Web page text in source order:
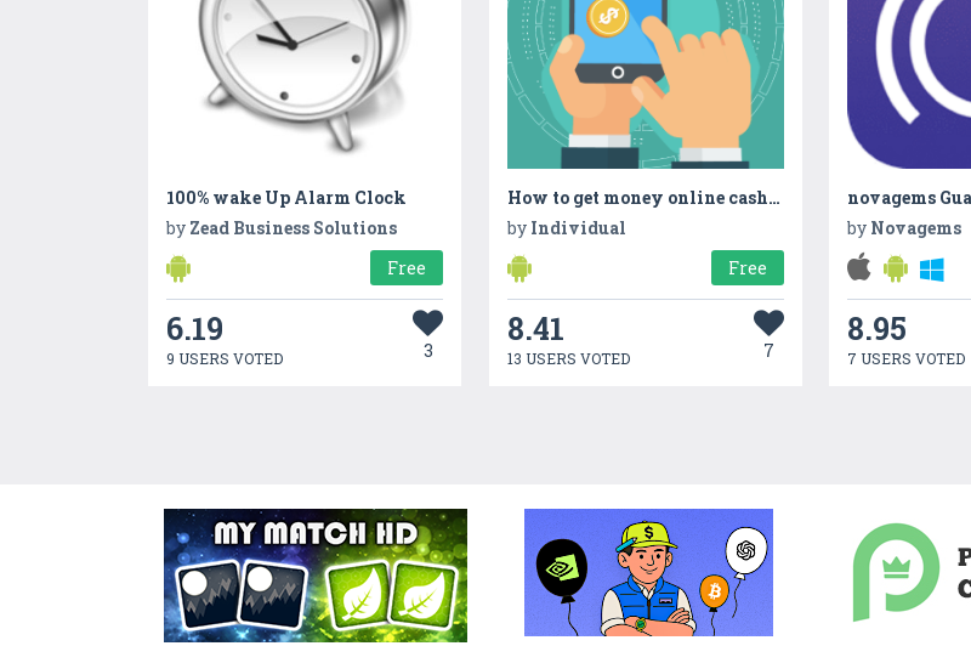
100% wake Up Alarm Clock
by Zead Business Solutions
Free
6.19
9 USERS VOTED 3
How to get money online cashapp free gift cards
by Individual
Free
8.41
13 USERS VOTED 7
novagems
by Novagems
8.95
7 USERS VOTED